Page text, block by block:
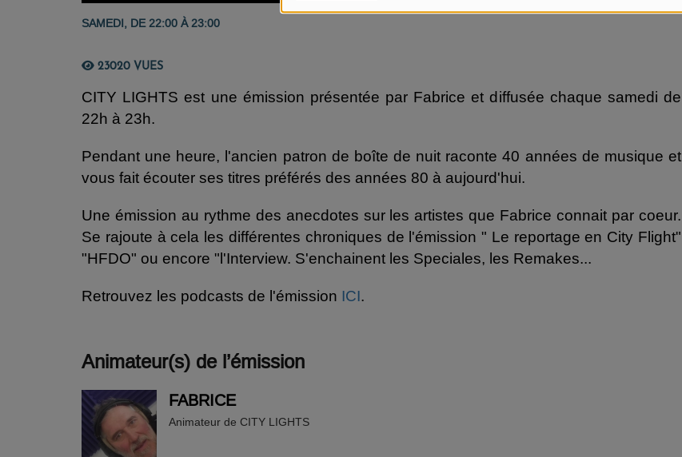
SAMEDI, DE 22:00 À 23:00
23020 VUES
CITY LIGHTS est une émission présentée par Fabrice et diffusée chaque samedi de
22h à 23h.
Pendant une heure, l'ancien patron de boîte de nuit raconte 40 années de musique et
vous fait écouter ses titres préférés des années 80 à aujourd'hui.
Une émission au rythme des anecdotes sur les artistes que Fabrice connait par coeur.
Se rajoute à cela les différentes chroniques de l'émission " Le reportage en City Flight"
"HFDO" ou encore "l'Interview. S'enchainent les Speciales, les Remakes...
Retrouvez les podcasts de l'émission ICI.
Animateur(s) de l’émission
FABRICE
Animateur de CITY LIGHTS